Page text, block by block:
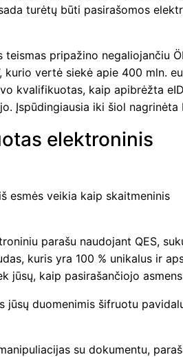
turėtų būti pasirašomos
teismas pripažino negaliojančiu
kurio vertė siekė apie 400 mln.
kvalifikuotas, kaip apibrėžta
Įspūdingiausia iki šiol nagrinėta
elektroninis
esmės veikia kaip skaitmeninis
parašu naudojant QES,
kuris yra 100 % unikalus ir
jūsų, kaip pasirašančiojo
jūsų duomenimis šifruotu
su dokumentu,